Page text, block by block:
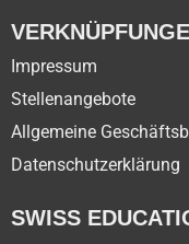
Impressum
Stellenangebote
Allgemeine
Datenschutzerklärung
SWISS